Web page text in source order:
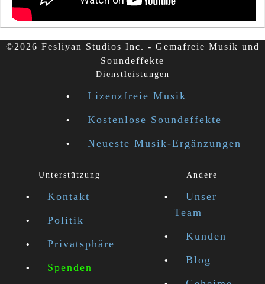
©2026 Fesliyan Studios Inc. - Gemafreie Musik und
Soundeffekte
Dienstleistungen
Lizenzfreie Musik
Kostenlose Soundeffekte
Neueste Musik-Ergänzungen
Unterstützung
Kontakt
Politik
Privatsphäre
Spenden
Andere
Unser
Team
Kunden
Blog